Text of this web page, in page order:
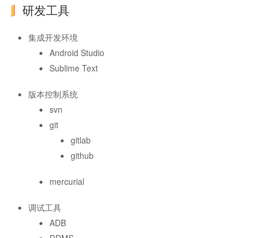
研发工具
集成开发环境
Android Studio
Sublime Text
版本控制系统
svn
git
gitlab
github
mercurial
调试工具
ADB